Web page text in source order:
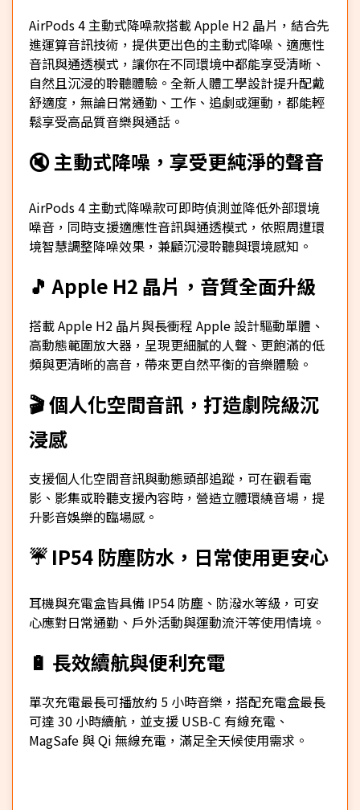
AirPods 4 主動式降噪款搭載 Apple H2 晶片，結合先
進運算音訊技術，提供更出色的主動式降噪、適應性
音訊與通透模式，讓你在不同環境中都能享受清晰、
自然且沉浸的聆聽體驗。全新人體工學設計提升配戴
舒適度，無論日常通勤、工作、追劇或運動，都能輕
鬆享受高品質音樂與通話。
🔇 主動式降噪，享受更純淨的聲音
AirPods 4 主動式降噪款可即時偵測並降低外部環境
噪音，同時支援適應性音訊與通透模式，依照周遭環
境智慧調整降噪效果，兼顧沉浸聆聽與環境感知。
🎵 Apple H2 晶片，音質全面升級
搭載 Apple H2 晶片與長衝程 Apple 設計驅動單體、
高動態範圍放大器，呈現更細膩的人聲、更飽滿的低
頻與更清晰的高音，帶來更自然平衡的音樂體驗。
🎬 個人化空間音訊，打造劇院級沉
浸感
支援個人化空間音訊與動態頭部追蹤，可在觀看電
影、影集或聆聽支援內容時，營造立體環繞音場，提
升影音娛樂的臨場感。
☔ IP54 防塵防水，日常使用更安心
耳機與充電盒皆具備 IP54 防塵、防潑水等級，可安
心應對日常通勤、戶外活動與運動流汗等使用情境。
🔋 長效續航與便利充電
單次充電最長可播放約 5 小時音樂，搭配充電盒最長
可達 30 小時續航，並支援 USB-C 有線充電、
MagSafe 與 Qi 無線充電，滿足全天候使用需求。